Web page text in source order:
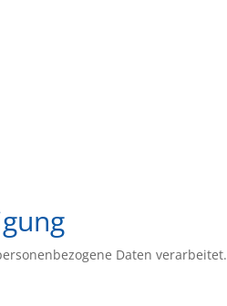
Daten verarbeitet.